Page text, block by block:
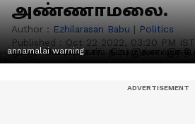
அண்ணாமலை.
Author : Ezhilarasan Babu | Politics
Published : Oct 22 2022, 03:20 PM IST
annamalai warning